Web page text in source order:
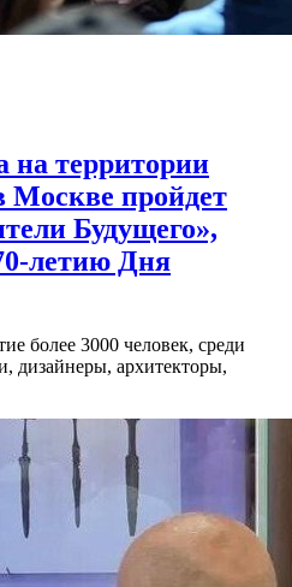
на территории
Москве пройдет
Будущего»,
летию Дня
более 3000 человек, среди
дизайнеры, архитекторы,